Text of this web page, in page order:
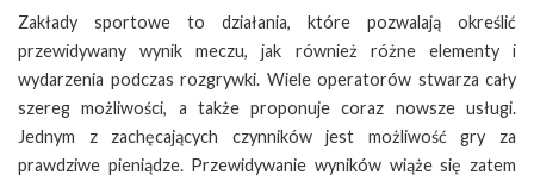
Zakłady sportowe to działania, które pozwalają określić
przewidywany wynik meczu, jak również różne elementy i
wydarzenia podczas rozgrywki. Wiele operatorów stwarza cały
szereg możliwości, a także proponuje coraz nowsze usługi.
Jednym z zachęcających czynników jest możliwość gry za
prawdziwe pieniądze. Przewidywanie wyników wiąże się zatem